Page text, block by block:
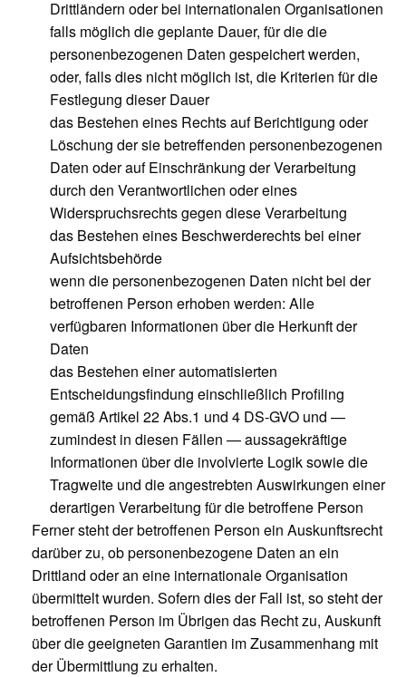
Drittländern oder bei internationalen Organisationen
falls möglich die geplante Dauer, für die die
personenbezogenen Daten gespeichert werden,
oder, falls dies nicht möglich ist, die Kriterien für die
Festlegung dieser Dauer
das Bestehen eines Rechts auf Berichtigung oder
Löschung der sie betreffenden personenbezogenen
Daten oder auf Einschränkung der Verarbeitung
durch den Verantwortlichen oder eines
Widerspruchsrechts gegen diese Verarbeitung
das Bestehen eines Beschwerderechts bei einer
Aufsichtsbehörde
wenn die personenbezogenen Daten nicht bei der
betroffenen Person erhoben werden: Alle
verfügbaren Informationen über die Herkunft der
Daten
das Bestehen einer automatisierten
Entscheidungsfindung einschließlich Profiling
gemäß Artikel 22 Abs.1 und 4 DS-GVO und —
zumindest in diesen Fällen — aussagekräftige
Informationen über die involvierte Logik sowie die
Tragweite und die angestrebten Auswirkungen einer
derartigen Verarbeitung für die betroffene Person
Ferner steht der betroffenen Person ein Auskunftsrecht
darüber zu, ob personenbezogene Daten an ein
Drittland oder an eine internationale Organisation
übermittelt wurden. Sofern dies der Fall ist, so steht der
betroffenen Person im Übrigen das Recht zu, Auskunft
über die geeigneten Garantien im Zusammenhang mit
der Übermittlung zu erhalten.